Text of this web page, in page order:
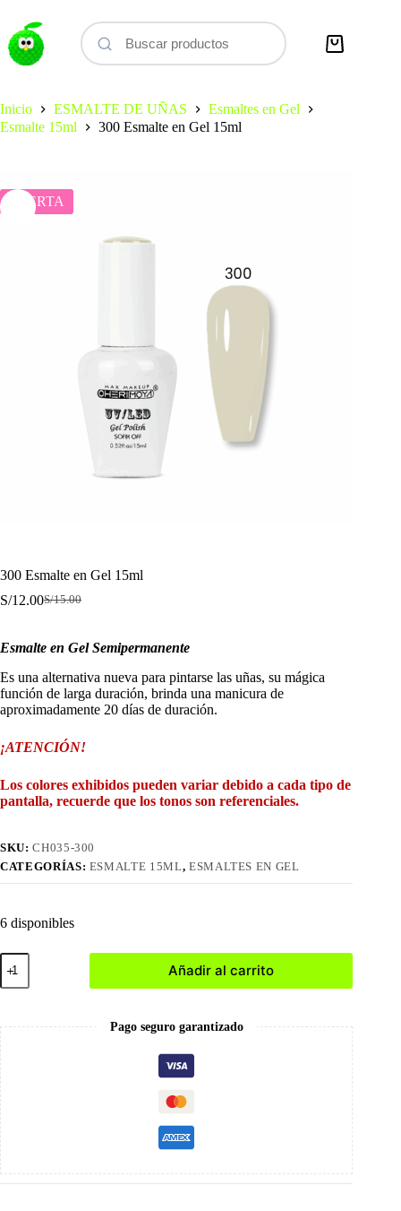
contenido
Carro
Inicio
ESMALTE DE UÑAS
Esmaltes en Gel
Esmalte 15ml
300 Esmalte en Gel 15ml
OFERTA
300 Esmalte en Gel 15ml
S/15.00
El
era:
S/15.00.
S/12.00El
es:
S/12.00.
Esmalte en Gel Semipermanente
Es una alternativa nueva para pintarse las uñas, su mágica
función de larga duración, brinda una manicura de
aproximadamente 20 días de duración.
¡ATENCIÓN!
Los colores exhibidos pueden variar debido a cada tipo de
pantalla, recuerde que los tonos son referenciales.
SKU:CH035-300
CATEGORÍAS: ESMALTE 15ML, ESMALTES EN GEL
6 disponibles
300
Esmalte
en
cantidad
Añadir al carrito
Pago seguro garantizado